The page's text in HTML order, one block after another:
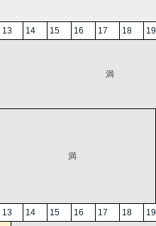
13 14 15 16 17 18 19
満
満
13 14 15 16 17 18 19